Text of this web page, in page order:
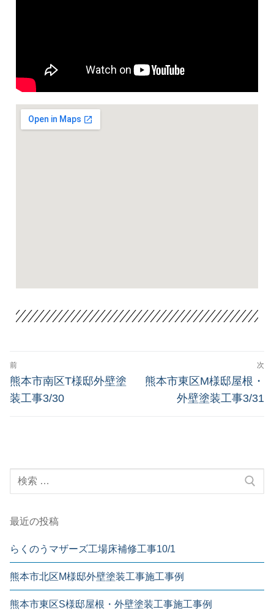
前
熊本市南区T様邸外壁塗
装工事3/30
次
熊本市東区M様邸屋根・
外壁塗装工事3/31
最近の投稿
らくのうマザーズ工場床補修工事10/1
熊本市北区M様邸外壁塗装工事施工事例
熊本市東区S様邸屋根・外壁塗装工事施工事例